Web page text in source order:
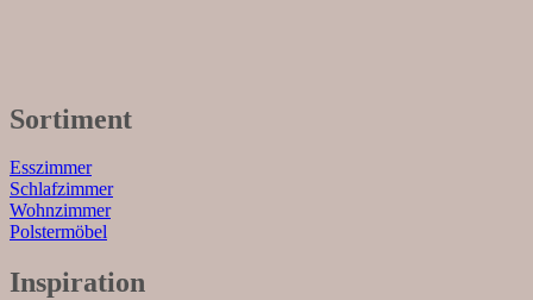
Sortiment
Esszimmer
Schlafzimmer
Wohnzimmer
Polstermöbel
Inspiration